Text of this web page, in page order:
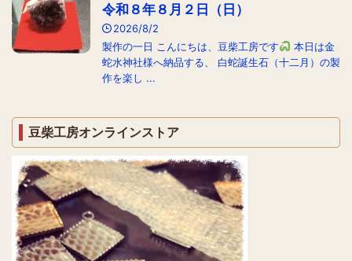
令和８年８月２日（日）
2026/8/2
製作の一日 こんにちは、豆柴工房です
本日は金
蛇水神社様へ納品する、 白蛇誕生石（十二月）の製
作を楽し ...
豆柴工房オンラインストア